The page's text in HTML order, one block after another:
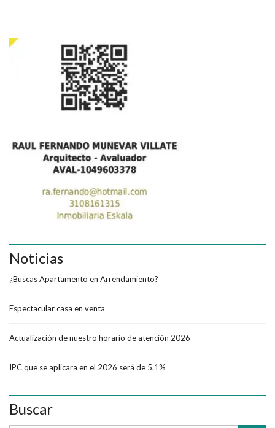
Noticias
¿Buscas Apartamento en Arrendamiento?
Espectacular casa en venta
Actualización de nuestro horario de atención 2026
IPC que se aplicara en el 2026 será de 5.1%
Buscar